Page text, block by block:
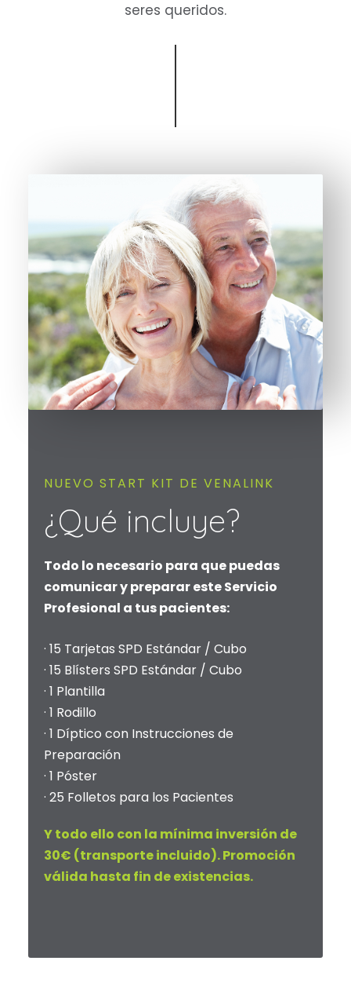
seres queridos.
NUEVO START KIT DE VENALINK
¿Qué incluye?
Todo lo necesario para que puedas
comunicar y preparar este Servicio
Profesional a tus pacientes:
· 15 Tarjetas SPD Estándar / Cubo
· 15 Blísters SPD Estándar / Cubo
· 1 Plantilla
· 1 Rodillo
· 1 Díptico con Instrucciones de
Preparación
· 1 Póster
· 25 Folletos para los Pacientes
Y todo ello con la mínima inversión de
30€ (transporte incluido). Promoción
válida hasta fin de existencias.